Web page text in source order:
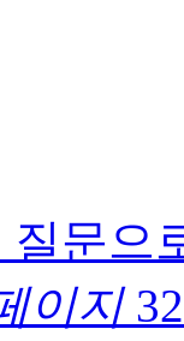
질문으
이지